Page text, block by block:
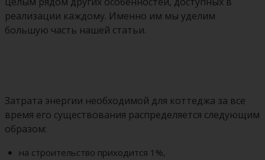
реализации каждому. Именно им мы уделим
большую часть нашей статьи.
Затрата энергии необходимой для коттеджа за все
время его существования распределяется следующим
образом:
на строительство приходится 1%,